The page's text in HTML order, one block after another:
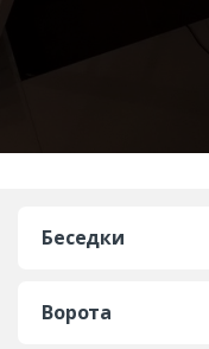
Беседки
Ворота